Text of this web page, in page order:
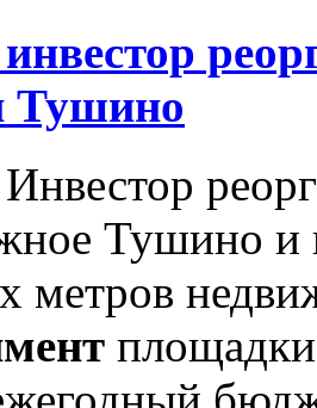
Тушино
Тушино и
метров